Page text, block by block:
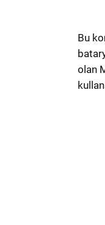
Bu
olan